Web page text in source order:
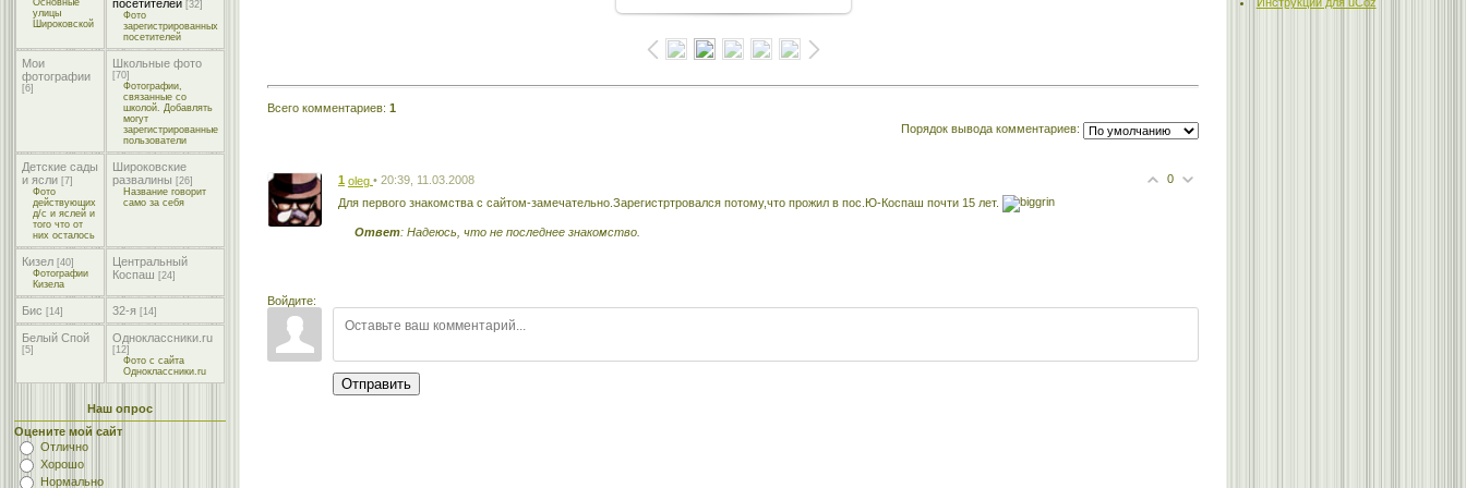
Основные
улицы
Широковской
посетителей [32]
Фото
зарегистрированных
посетителей
Мои
фотографии
[6]
Школьные фото
[70]
Фотографии,
связанные со
школой. Добавлять
могут
зарегистрированные
пользователи
Детские сады
и ясли [7]
Фото
действующих
д/с и яслей и
того что от
них осталось
Широковские
развалины [26]
Название говорит
само за себя
Кизел [40]
Фотографии
Кизела
Центральный
Коспаш [24]
Бис [14] 32-я [14]
Белый Спой
[5]
Одноклассники.ru
[12]
Фото с сайта
Одноклассники.ru
Наш опрос
Оцените мой сайт
Отлично
Хорошо
Нормально
Всего комментариев: 1
Порядок вывода комментариев:
0
1 oleg • 20:39, 11.03.2008
Для первого знакомства с сайтом-замечательно.Зарегистртровался потому,что прожил в пос.Ю-Коспаш почти 15 лет.
Ответ: Надеюсь, что не последнее знакомство.
Войдите:
Отправить